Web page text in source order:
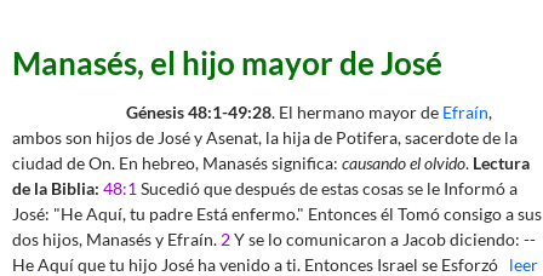
Manasés, el hijo mayor de José
Génesis 48:1-49:28. El hermano mayor de Efraín,
ambos son hijos de José y Asenat, la hija de Potifera, sacerdote de la
ciudad de On. En hebreo, Manasés significa: causando el olvido. Lectura
de la Biblia: 48:1 Sucedió que después de estas cosas se le Informó a
José: "He Aquí, tu padre Está enfermo." Entonces él Tomó consigo a sus
dos hijos, Manasés y Efraín. 2Y se lo comunicaron a Jacob diciendo: --
He Aquí que tu hijo José ha venido a ti. Entonces Israel se Esforzó leer